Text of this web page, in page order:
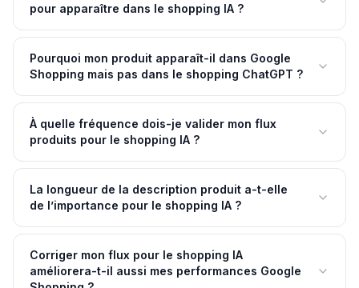
pour apparaître dans le shopping IA ?
Pourquoi mon produit apparaît-il dans Google
Shopping mais pas dans le shopping ChatGPT ?
À quelle fréquence dois-je valider mon flux
produits pour le shopping IA ?
La longueur de la description produit a-t-elle
de l’importance pour le shopping IA ?
Corriger mon flux pour le shopping IA
améliorera-t-il aussi mes performances Google